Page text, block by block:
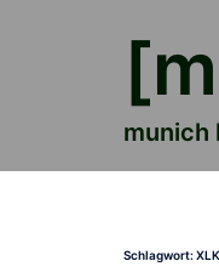
munich
Schlagwort: